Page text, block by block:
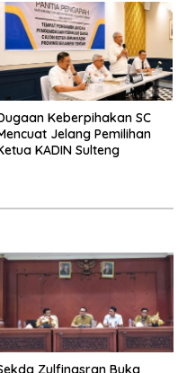
Keberpihakan SC
Jelang Pemilihan
KADIN Sulteng
Zulfinasran Buka